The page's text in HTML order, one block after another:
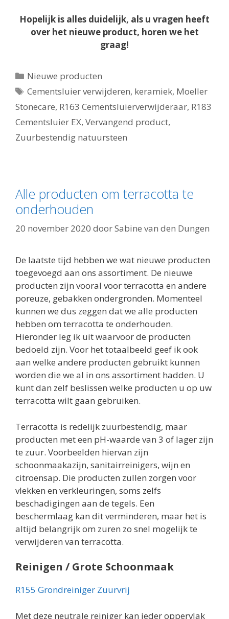
Hopelijk is alles duidelijk, als u vragen heeft
over het nieuwe product, horen we het
graag!
Categorieën
Nieuwe producten
Tags
Cementsluier verwijderen, keramiek, Moeller
Stonecare, R163 Cementsluierverwijderaar, R183
Cementsluier EX, Vervangend product,
Zuurbestendig natuursteen
Alle producten om terracotta te
onderhouden
20 november 2020 doorSabine van den Dungen
De laatste tijd hebben we wat nieuwe producten
toegevoegd aan ons assortiment. De nieuwe
producten zijn vooral voor terracotta en andere
poreuze, gebakken ondergronden. Momenteel
kunnen we dus zeggen dat we alle producten
hebben om terracotta te onderhouden.
Hieronder leg ik uit waarvoor de producten
bedoeld zijn. Voor het totaalbeeld geef ik ook
aan welke andere producten gebruikt kunnen
worden die we al in ons assortiment hadden. U
kunt dan zelf beslissen welke producten u op uw
terracotta wilt gaan gebruiken.
Terracotta is redelijk zuurbestendig, maar
producten met een pH-waarde van 3 of lager zijn
te zuur. Voorbeelden hiervan zijn
schoonmaakazijn, sanitairreinigers, wijn en
citroensap. Die producten zullen zorgen voor
vlekken en verkleuringen, soms zelfs
beschadigingen aan de tegels. Een
beschermlaag kan dit verminderen, maar het is
altijd belangrijk om zuren zo snel mogelijk te
verwijderen van terracotta.
Reinigen / Grote Schoonmaak
R155 Grondreiniger Zuurvrij
Met deze neutrale reiniger kan ieder oppervlak